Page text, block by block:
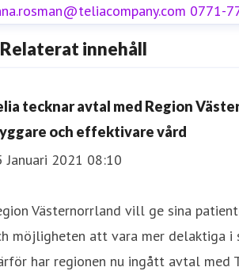
0771-
Relaterat innehåll
tecknar avtal med Region
och effektivare vård
Januari 2021 08:10
Västernorrland vill ge sina
möjligheten att vara mer delaktiga i
har regionen nu ingått avtal med